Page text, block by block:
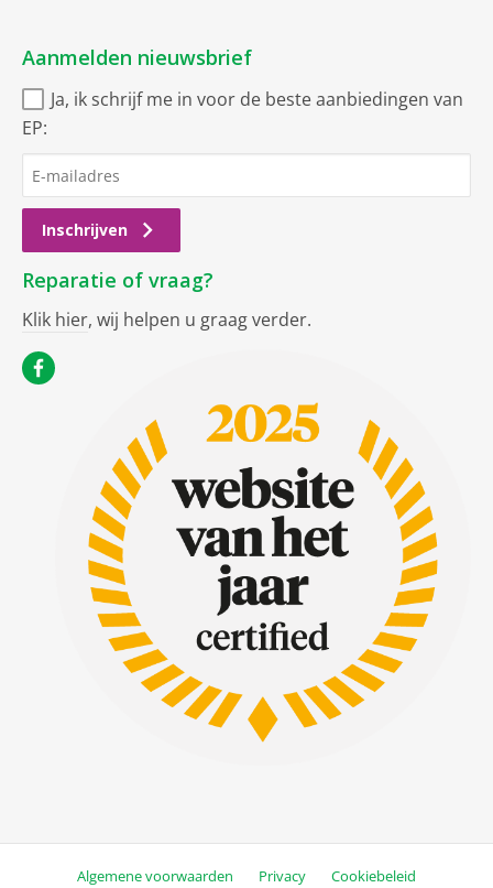
Aanmelden nieuwsbrief
Ja, ik schrijf me in voor de beste aanbiedingen van
EP:
Inschrijven
Reparatie of vraag?
Klik hier, wij helpen u graag verder.
Algemene voorwaarden Privacy Cookiebeleid